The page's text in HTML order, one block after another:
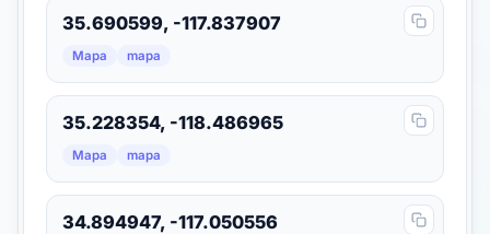
35.690599, -117.837907
Mapa mapa
35.228354, -118.486965
Mapa mapa
34.894947, -117.050556